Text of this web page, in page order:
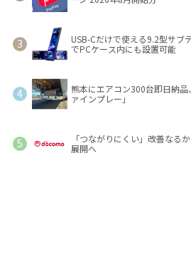
USB-Cだけで使える9.2型サ
でPCケース内にも設置可能
熊本にエアコン300台即日納
ァインプレー」
「つながりにくい」改善な
展開へ